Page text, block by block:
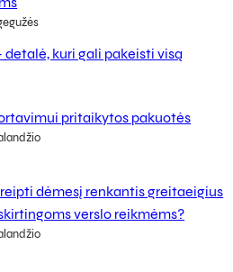
kuri gali pakeisti visą
pritaikytos pakuotės
dėmesį renkantis greitaeigius
verslo reikmėms?